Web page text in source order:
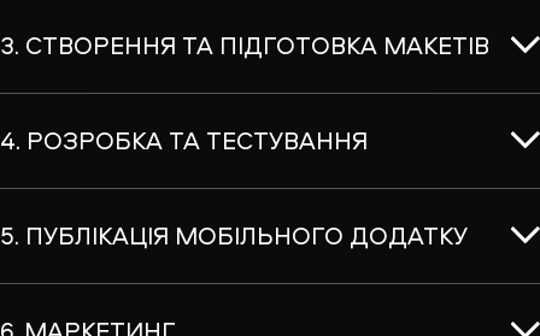
3. СТВОРЕННЯ ТА ПІДГОТОВКА МАКЕТІВ
4. РОЗРОБКА ТА ТЕСТУВАННЯ
5. ПУБЛІКАЦІЯ МОБІЛЬНОГО ДОДАТКУ